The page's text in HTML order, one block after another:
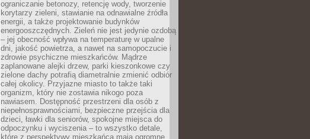
ograniczanie betonozy, retencję wody, tworzenie
korytarzy zieleni, stawianie na odnawialne źródła
energii, a także projektowanie budynków
energooszczędnych. Zieleń nie jest jedynie ozdobą
– jej obecność wpływa na temperaturę w upalne
dni, jakość powietrza, a nawet na samopoczucie i
zdrowie psychiczne mieszkańców. Mądrze
zaplanowane alejki drzew, parki kieszonkowe czy
zielone dachy potrafią diametralnie zmienić odbiór
całej okolicy. Przyjazne miasto to także taki
organizm, który nie zostawia nikogo poza
nawiasem. Dostępność przestrzeni dla osób z
niepełnosprawnościami, bezpieczne przejścia dla
dzieci, ławki dla seniorów, spokojne miejsca do
odpoczynku i wyciszenia – to wszystko detale,
które z perspektywy mieszkańca mają ogromne